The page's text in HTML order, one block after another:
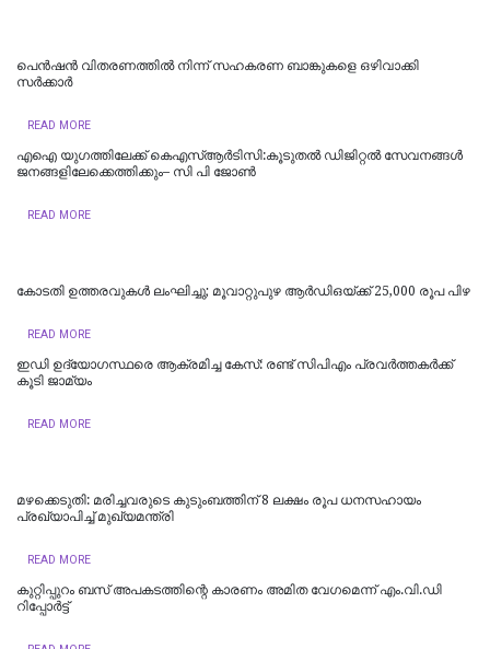
പെൻഷൻ വിതരണത്തിൽ നിന്ന് സഹകരണ ബാങ്കുകളെ ഒഴിവാക്കി
സർക്കാർ
READ MORE
എഐ യുഗത്തിലേക്ക് കെഎസ്ആർടിസി:കൂടുതൽ ഡിജിറ്റൽ സേവനങ്ങൾ
ജനങ്ങളിലേക്കെത്തിക്കും– സി പി ജോൺ
READ MORE
കോടതി ഉത്തരവുകൾ ലംഘിച്ചു; മൂവാറ്റുപുഴ ആർഡിഒയ്ക്ക് 25,000 രൂപ പിഴ
READ MORE
ഇഡി ഉദ്യോഗസ്ഥരെ ആക്രമിച്ച കേസ്: രണ്ട് സിപിഎം പ്രവർത്തകർക്ക്
കൂടി ജാമ്യം
READ MORE
മഴക്കെടുതി: മരിച്ചവരുടെ കുടുംബത്തിന് 8 ലക്ഷം രൂപ ധനസഹായം
പ്രഖ്യാപിച്ച് മുഖ്യമന്ത്രി
READ MORE
കുറ്റിപ്പുറം ബസ് അപകടത്തിന്റെ കാരണം അമിത വേഗമെന്ന് എം.വി.ഡി
റിപ്പോര്‍ട്ട്